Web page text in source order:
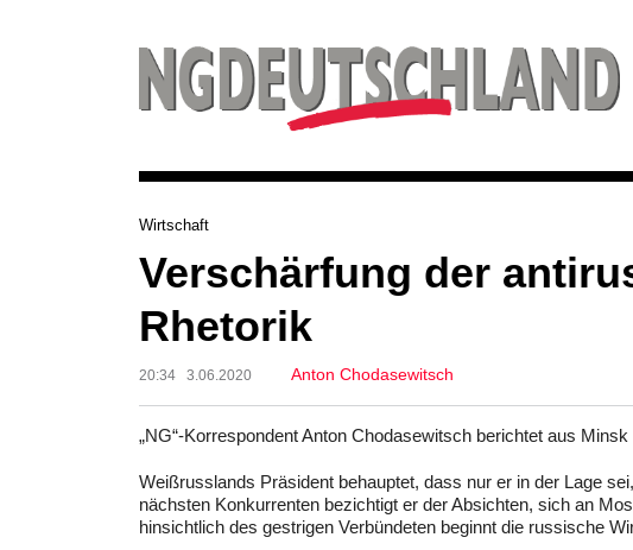
Wirtschaft
Verschärfung der
Rhetorik
20:34 3.06.2020 Anton Chodasewitsch
„NG“-Korrespondent Anton Chodasewitsch berichtet aus
Weißrusslands Präsident behauptet, dass nur er in der Lage
nächsten Konkurrenten bezichtigt er der Absichten, sich an
hinsichtlich des gestrigen Verbündeten beginnt die russische